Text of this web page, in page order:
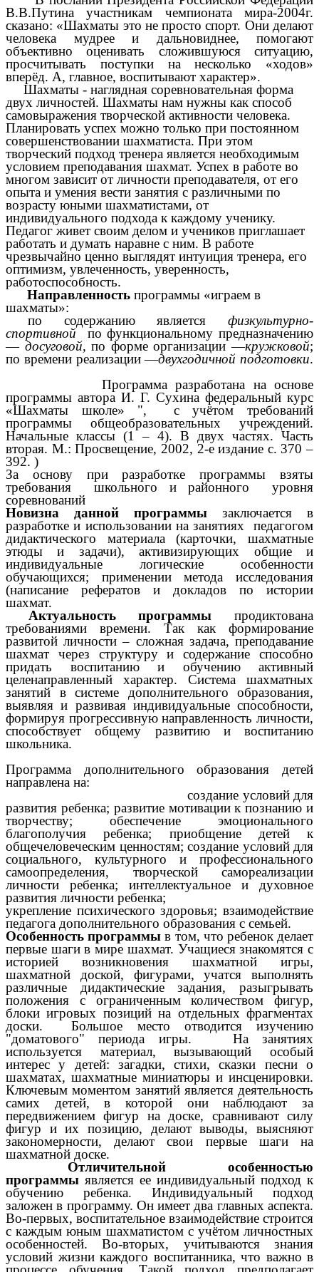
В.В.Путина участникам чемпионата мира-2004г.
сказано: «Шахматы это не просто спорт. Они делают
человека мудрее и дальновиднее, помогают
объективно оценивать сложившуюся ситуацию,
просчитывать поступки на несколько «ходов»
вперёд. А, главное, воспитывают характер».
Шахматы - наглядная соревновательная форма
двух личностей. Шахматы нам нужны как способ
самовыражения творческой активности человека.
Планировать успех можно только при постоянном
совершенствовании шахматиста. При этом
творческий подход тренера является необходимым
условием преподавания шахмат. Успех в работе во
многом зависит от личности преподавателя, от его
опыта и умения вести занятия с различными по
возрасту юными шахматистами, от
индивидуального подхода к каждому ученику.
Педагог живет своим делом и учеников приглашает
работать и думать наравне с ним. В работе
чрезвычайно ценно выглядят интуиция тренера, его
оптимизм, увлеченность, уверенность,
работоспособность.
Направленность программы «играем в
шахматы»:
по содержанию является физкультурно-
спортивной по функциональному предназначению
— досуговой,по форме организации —кружковой;
по времени реализации —двухгодичной подготовки.
Программа разработана на основе
программы автора И. Г. Сухина федеральный курс
«Шахматы школе» ", с учётом требований
программы общеобразовательных учреждений.
Начальные классы (1 – 4). В двух частях. Часть
вторая. М.: Просвещение, 2002, 2-е издание с. 370 –
392. )
За основу при разработке программы взяты
требования школьного и районного уровня
соревнований
Новизна данной программы заключается в
разработке и использовании на занятиях педагогом
дидактического материала (карточки, шахматные
этюды и задачи), активизирующих общие и
индивидуальные логические особенности
обучающихся; применении метода исследования
(написание рефератов и докладов по истории
шахмат.
Актуальность программы продиктована
требованиями времени. Так как формирование
развитой личности – сложная задача, преподавание
шахмат через структуру и содержание способно
придать воспитанию и обучению активный
целенаправленный характер. Система шахматных
занятий в системе дополнительного образования,
выявляя и развивая индивидуальные способности,
формируя прогрессивную направленность личности,
способствует общему развитию и воспитанию
школьника.
Программа дополнительного образования детей
направлена на:
создание условий для
развития ребенка; развитие мотивации к познанию и
творчеству; обеспечение эмоционального
благополучия ребенка; приобщение детей к
общечеловеческим ценностям; создание условий для
социального, культурного и профессионального
самоопределения, творческой самореализации
личности ребенка; интеллектуальное и духовное
развития личности ребенка;
укрепление психического здоровья; взаимодействие
педагога дополнительного образования с семьей.
Особенность программы в том, что ребенок делает
первые шаги в мире шахмат. Учащиеся знакомятся с
историей возникновения шахматной игры,
шахматной доской, фигурами, учатся выполнять
различные дидактические задания, разыгрывать
положения с ограниченным количеством фигур,
блоки игровых позиций на отдельных фрагментах
доски. Большое место отводится изучению
"доматового" периода игры. На занятиях
используется материал, вызывающий особый
интерес у детей: загадки, стихи, сказки песни о
шахматах, шахматные миниатюры и инсценировки.
Ключевым моментом занятий является деятельность
самих детей, в которой они наблюдают за
передвижением фигур на доске, сравнивают силу
фигур и их позицию, делают выводы, выясняют
закономерности, делают свои первые шаги на
шахматной доске.
Отличительной особенностью
программы является ее индивидуальный подход к
обучению ребенка. Индивидуальный подход
заложен в программу. Он имеет два главных аспекта.
Во-первых, воспитательное взаимодействие строится
с каждым юным шахматистом с учётом личностных
особенностей. Во-вторых, учитываются знания
условий жизни каждого воспитанника, что важно в